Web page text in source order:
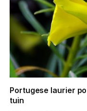
Portugese laurier
tuin